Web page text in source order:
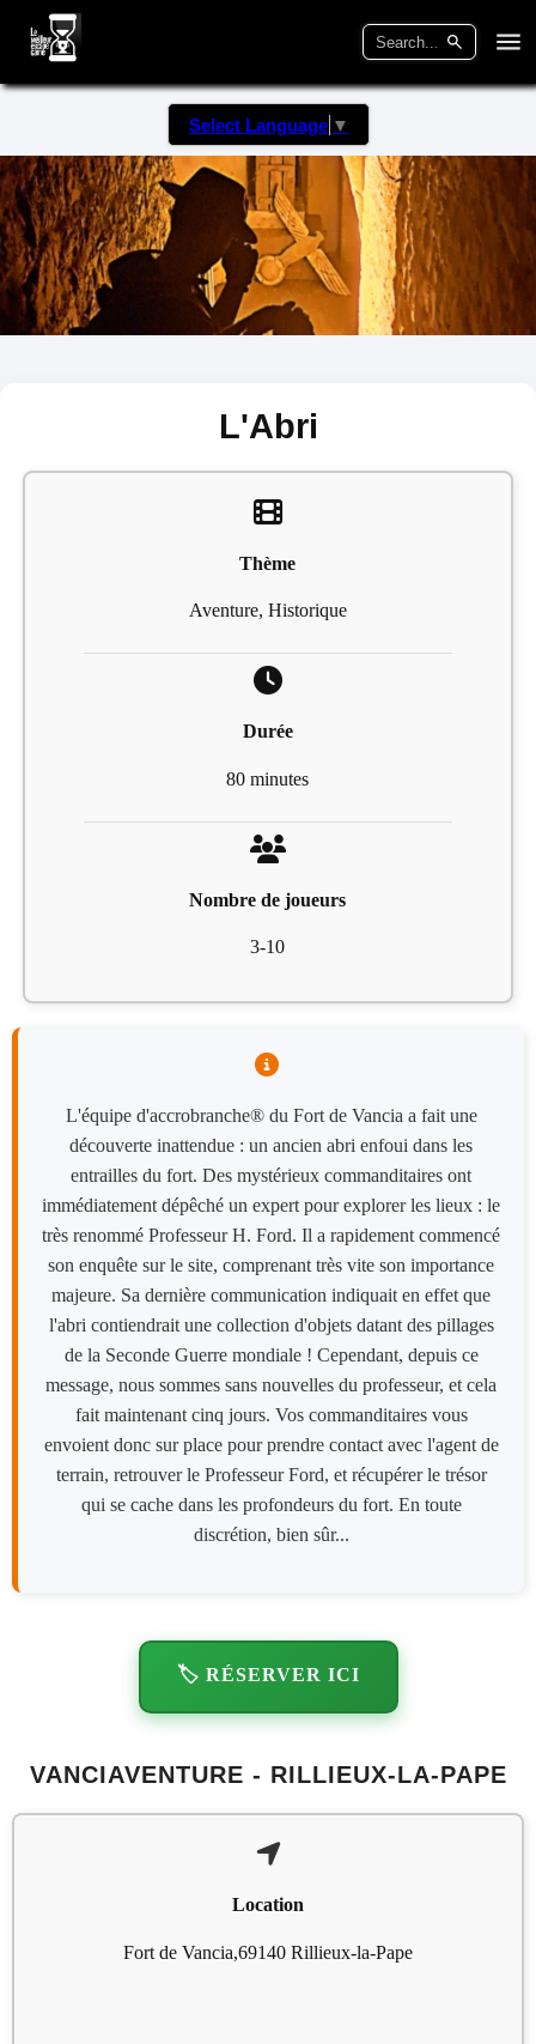
Select Language ▼
L'Abri
Thème
Aventure, Historique
Durée
80 minutes
Nombre de joueurs
3-10
L'équipe d'accrobranche® du Fort de Vancia a fait une
découverte inattendue : un ancien abri enfoui dans les
entrailles du fort. Des mystérieux commanditaires ont
immédiatement dépêché un expert pour explorer les lieux : le
très renommé Professeur H. Ford. Il a rapidement commencé
son enquête sur le site, comprenant très vite son importance
majeure. Sa dernière communication indiquait en effet que
l'abri contiendrait une collection d'objets datant des pillages
de la Seconde Guerre mondiale ! Cependant, depuis ce
message, nous sommes sans nouvelles du professeur, et cela
fait maintenant cinq jours. Vos commanditaires vous
envoient donc sur place pour prendre contact avec l'agent de
terrain, retrouver le Professeur Ford, et récupérer le trésor
qui se cache dans les profondeurs du fort. En toute
discrétion, bien sûr...
🏷️ RÉSERVER ICI
VANCIAVENTURE - RILLIEUX-LA-PAPE
Location
Fort de Vancia,69140 Rillieux-la-Pape